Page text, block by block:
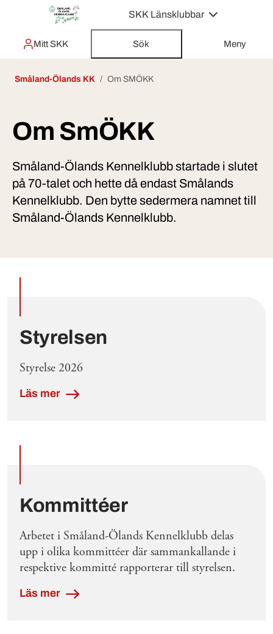
SKK Länsklubbar
Mitt SKK Sök Meny
Småland-Ölands KK Om SMÖKK
Om SmÖKK
Småland-Ölands Kennelklubb startade i slutet
på 70-talet och hette då endast Smålands
Kennelklubb. Den bytte sedermera namnet till
Småland-Ölands Kennelklubb.
Styrelsen
Styrelse 2026
Läs mer
Kommittéer
Arbetet i Småland-Ölands Kennelklubb delas
upp i olika kommittéer där sammankallande i
respektive kommitté rapporterar till styrelsen.
Läs mer